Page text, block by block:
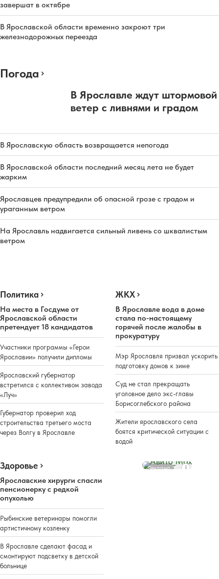
завершат в октябре
В Ярославской области временно закроют три
железнодорожных переезда
Погода
В Ярославле ждут штормовой
ветер с ливнями и градом
В Ярославскую область возвращается непогода
В Ярославской области последний месяц лета не будет
жарким
Ярославцев предупредили об опасной грозе с градом и
ураганным ветром
На Ярославль надвигается сильный ливень со шквалистым
ветром
Политика
На места в Госдуме от
Ярославской области
претендует 18 кандидатов
Участники программы «Герои
Ярославии» получили дипломы
Ярославский губернатор
встретился с коллективом завода
«Луч»
Губернатор проверил ход
строительства третьего моста
через Волгу в Ярославле
ЖКХ
В Ярославле вода в доме
стала по-настоящему
горячей после жалобы в
прокуратуру
Мэр Ярославля призвал ускорить
подготовку домов к зиме
Суд не стал прекращать
уголовное дело экс-главы
Борисоглебского района
Жители ярославского села
боятся критической ситуации с
водой
Здоровье
Ярославские хирурги спасли
пенсионерку с редкой
опухолью
Рыбинские ветеринары помогли
артистичному козленку
В Ярославле сделают фасад и
смонтируют подсветку в детской
больнице
Реклама